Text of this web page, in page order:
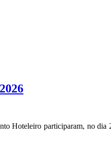
Hoteleiro participaram, no